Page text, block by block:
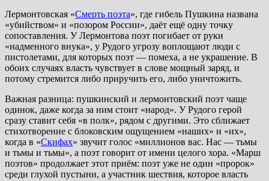
Лермонтовская «Смерть поэта», где гибель Пушкина названа
«убийством» и «позором России», даёт ещё одну точку
сопоставления. У Лермонтова поэт погибает от руки
«надменного внука», у Рудого угрозу воплощают люди с
пистолетами, для которых поэт — помеха, а не украшение. В
обоих случаях власть чувствует в слове мощный заряд, и
потому стремится либо приручить его, либо уничтожить.
Важная разница: пушкинский и лермонтовский поэт чаще
одинок, даже когда за ним стоит «народ». У Рудого герой
сразу ставит себя «в полк», рядом с другими. Это сближает
стихотворение с блоковским ощущением «наших» и «их»,
когда в «Скифах» звучит голос «миллионов вас. Нас — тьмы
и тьмы и тьмы», а поэт говорит от имени целого хора. «Марш
поэтов» продолжает этот приём: поэт уже не один «пророк»
среди глухой пустыни, а участник шествия, которое власть